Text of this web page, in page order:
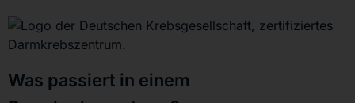
Was passiert in einem